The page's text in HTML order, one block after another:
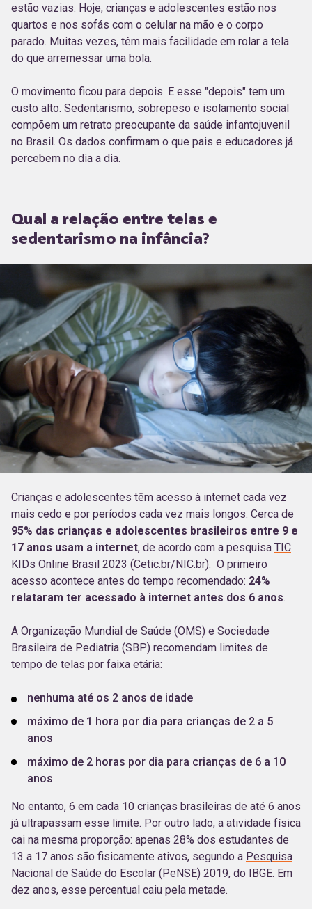
estão vazias. Hoje, crianças e adolescentes estão nos
quartos e nos sofás com o celular na mão e o corpo
parado. Muitas vezes, têm mais facilidade em rolar a tela
do que arremessar uma bola.
O movimento ficou para depois. E esse "depois" tem um
custo alto. Sedentarismo, sobrepeso e isolamento social
compõem um retrato preocupante da saúde infantojuvenil
no Brasil. Os dados confirmam o que pais e educadores já
percebem no dia a dia.
Qual a relação entre telas e
sedentarismo na infância?
Crianças e adolescentes têm acesso à internet cada vez
mais cedo e por períodos cada vez mais longos. Cerca de
95% das crianças e adolescentes brasileiros entre 9 e
17 anos usam a internet, de acordo com a pesquisa TIC
KIDs Online Brasil 2023 (Cetic.br/NIC.br). O primeiro
acesso acontece antes do tempo recomendado: 24%
relataram ter acessado à internet antes dos 6 anos.
A Organização Mundial de Saúde (OMS) e Sociedade
Brasileira de Pediatria (SBP) recomendam limites de
tempo de telas por faixa etária:
nenhuma até os 2 anos de idade
máximo de 1 hora por dia para crianças de 2 a 5
anos
máximo de 2 horas por dia para crianças de 6 a 10
anos
No entanto, 6 em cada 10 crianças brasileiras de até 6 anos
já ultrapassam esse limite. Por outro lado, a atividade física
cai na mesma proporção: apenas 28% dos estudantes de
13 a 17 anos são fisicamente ativos, segundo a Pesquisa
Nacional de Saúde do Escolar (PeNSE) 2019, do IBGE. Em
dez anos, esse percentual caiu pela metade.